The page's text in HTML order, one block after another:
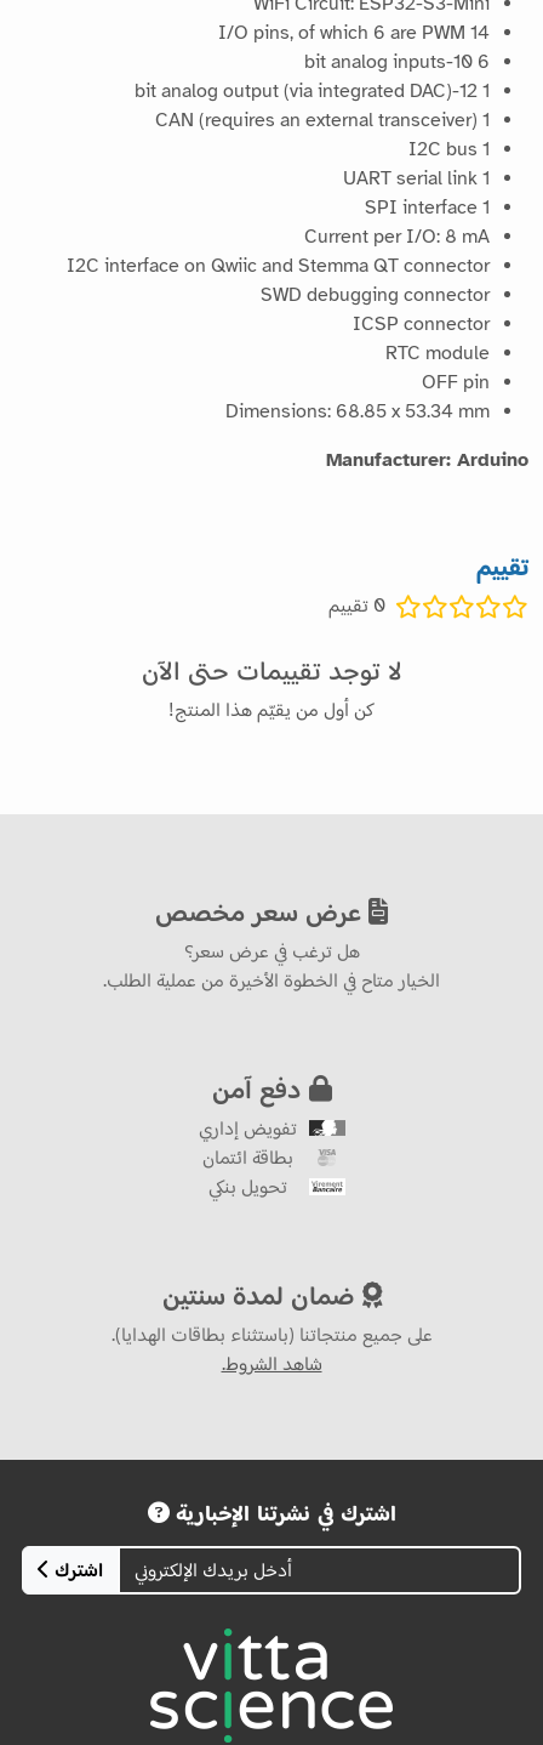
14 I/O pins, of which 6 are PWM
6 10-bit analog inputs
1 12-bit analog output (via integrated DAC)
1 CAN (requires an external transceiver)
1 I2C bus
1 UART serial link
1 SPI interface
Current per I/O: 8 mA
I2C interface on Qwiic and Stemma QT connector
SWD debugging connector
ICSP connector
RTC module
OFF pin
Dimensions: 68.85 x 53.34 mm
Manufacturer: Arduino
تقييم
0 تقييم
لا توجد تقييمات حتى الآن
كن أول من يقيّم هذا المنتج!
عرض سعر مخصص
هل ترغب في عرض سعر؟
الخيار متاح في الخطوة الأخيرة من عملية الطلب.
دفع آمن
تفويض إداري
بطاقة ائتمان
تحويل بنكي
ضمان لمدة سنتين
على جميع منتجاتنا (باستثناء بطاقات الهدايا).
شاهد الشروط.
اشترك في نشرتنا الإخبارية
اشترك